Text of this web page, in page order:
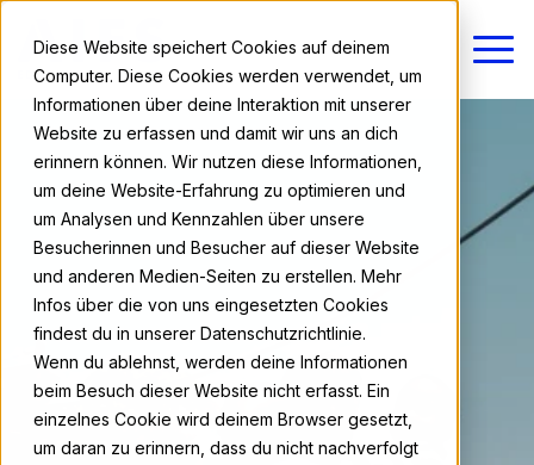
Diese Website speichert Cookies auf deinem
Computer. Diese Cookies werden verwendet, um
Informationen über deine Interaktion mit unserer
Website zu erfassen und damit wir uns an dich
erinnern können. Wir nutzen diese Informationen,
um deine Website-Erfahrung zu optimieren und
um Analysen und Kennzahlen über unsere
Besucherinnen und Besucher auf dieser Website
und anderen Medien-Seiten zu erstellen. Mehr
Infos über die von uns eingesetzten Cookies
findest du in unserer Datenschutzrichtlinie.
Wenn du ablehnst, werden deine Informationen
beim Besuch dieser Website nicht erfasst. Ein
einzelnes Cookie wird deinem Browser gesetzt,
um daran zu erinnern, dass du nicht nachverfolgt